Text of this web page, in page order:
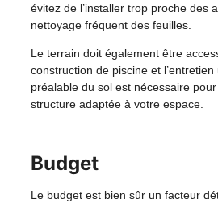
évitez de l’installer trop proche des
nettoyage fréquent des feuilles.
Le terrain doit également être
construction de piscine et
préalable du sol est nécessaire
structure adaptée à votre espace.
Budget
Le budget est bien sûr un facteur